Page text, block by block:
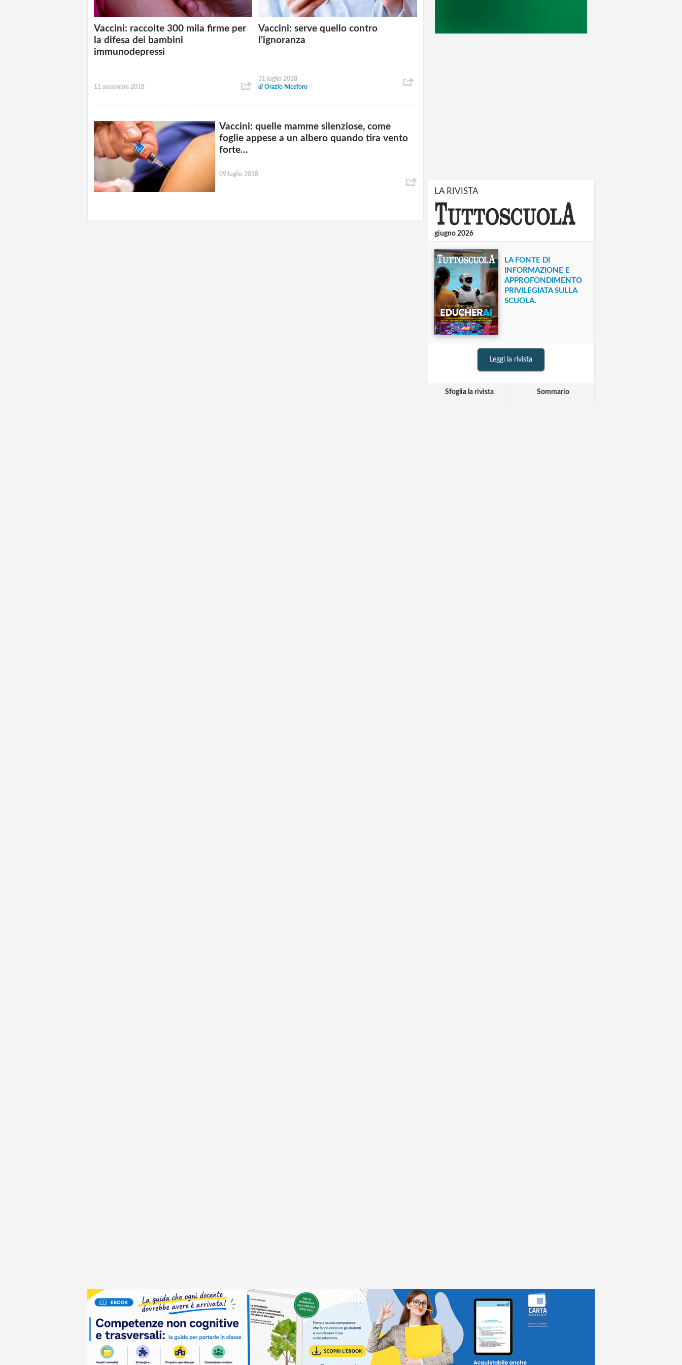
Vaccini: raccolte 300 mila firme per
la difesa dei bambini
immunodepressi
11 settembre 2018
Vaccini: serve quello contro
l’ignoranza
31 luglio 2018
diOrazio Niceforo
Vaccini: quelle mamme silenziose, come
foglie appese a un albero quando tira vento
forte…
09 luglio 2018
LA RIVISTA
giugno 2026
LA FONTE DI
INFORMAZIONE E
APPROFONDIMENTO
PRIVILEGIATA SULLA
SCUOLA.
Leggi la rivista
Sfoglia la rivista Sommario